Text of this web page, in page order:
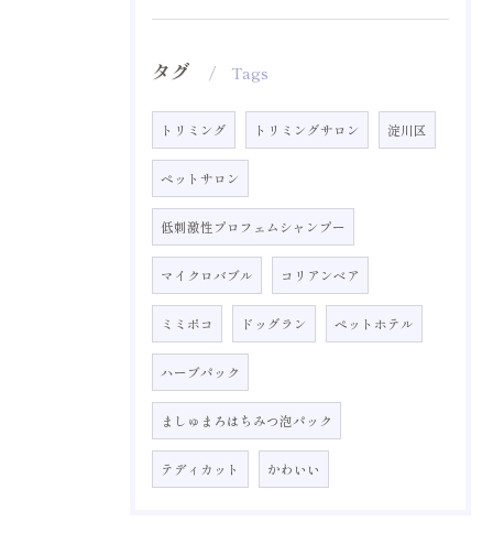
タグ Tags
トリミング トリミングサロン 淀川区
ペットサロン
低刺激性プロフェムシャンプー
マイクロバブル コリアンベア
ミミポコ ドッグラン ペットホテル
ハーブパック
ましゅまろはちみつ泡パック
テディカット かわいい